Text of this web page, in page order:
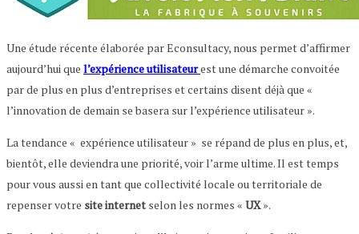
Une étude récente élaborée par Econsultacy, nous permet d’affirmer
aujourd’hui que l’expérience utilisateurest une démarche convoitée
par de plus en plus d’entreprises et certains disent déjà que «
l’innovation de demain se basera sur l’expérience utilisateur ».
La tendance « expérience utilisateur » se répand de plus en plus, et,
bientôt, elle deviendra une priorité, voir l’arme ultime. Il est temps
pour vous aussi en tant que collectivité locale ou territoriale de
repenser votre site internet selon les normes « UX».